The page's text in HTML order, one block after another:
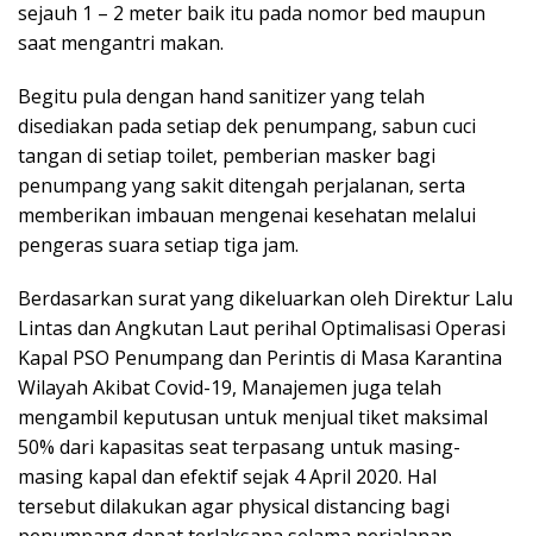
sejauh 1 – 2 meter baik itu pada nomor bed maupun
saat mengantri makan.
Begitu pula dengan hand sanitizer yang telah
disediakan pada setiap dek penumpang, sabun cuci
tangan di setiap toilet, pemberian masker bagi
penumpang yang sakit ditengah perjalanan, serta
memberikan imbauan mengenai kesehatan melalui
pengeras suara setiap tiga jam.
Berdasarkan surat yang dikeluarkan oleh Direktur Lalu
Lintas dan Angkutan Laut perihal Optimalisasi Operasi
Kapal PSO Penumpang dan Perintis di Masa Karantina
Wilayah Akibat Covid-19, Manajemen juga telah
mengambil keputusan untuk menjual tiket maksimal
50% dari kapasitas seat terpasang untuk masing-
masing kapal dan efektif sejak 4 April 2020. Hal
tersebut dilakukan agar physical distancing bagi